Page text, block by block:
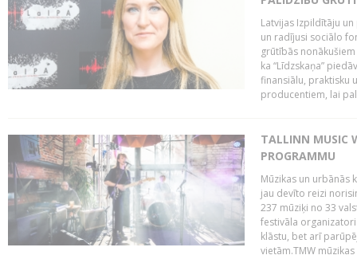
Latvijas Izpildītāju
un radījusi sociālo
grūtībās
ka “Līdzskaņa”
finansiālu, praktisku
producentiem, lai
TALLINN MUSIC
PROGRAMMU
Mūzikas un urbānās
jau devīto reizi
237 mūziķi no 33
festivāla
klāstu, bet arī
vietām.TMW